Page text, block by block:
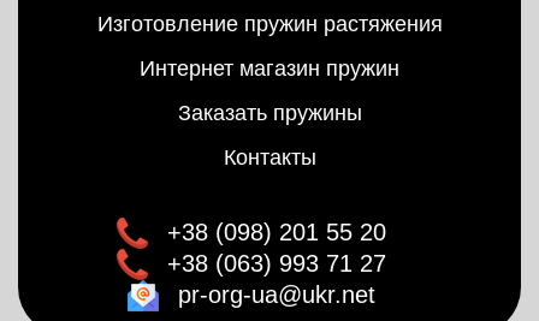
Изготовление пружин растяжения
Интернет магазин пружин
Заказать пружины
Контакты
+38 (098) 201 55 20
+38 (063) 993 71 27
pr-org-ua@ukr.net